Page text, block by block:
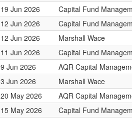
19 Jun 2026
Capital Fund
12 Jun 2026
Capital Fund
12 Jun 2026
Marshall Wace
11 Jun 2026
Capital Fund
9 Jun 2026
AQR Capital
3 Jun 2026
Marshall Wace
20 May 2026
AQR Capital
15 May 2026
Capital Fund